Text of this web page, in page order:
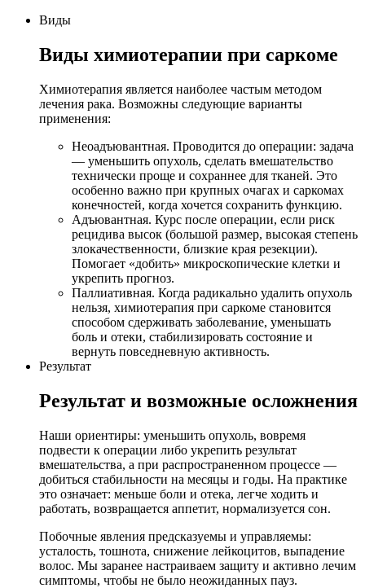
Виды
Виды химиотерапии при саркоме
Химиотерапия является наиболее частым методом
лечения рака. Возможны следующие варианты
применения:
Неоадъювантная. Проводится до операции: задача
— уменьшить опухоль, сделать вмешательство
технически проще и сохраннее для тканей. Это
особенно важно при крупных очагах и саркомах
конечностей, когда хочется сохранить функцию.
Адъювантная. Курс после операции, если риск
рецидива высок (большой размер, высокая степень
злокачественности, близкие края резекции).
Помогает «добить» микроскопические клетки и
укрепить прогноз.
Паллиативная. Когда радикально удалить опухоль
нельзя, химиотерапия при саркоме становится
способом сдерживать заболевание, уменьшать
боль и отеки, стабилизировать состояние и
вернуть повседневную активность.
Результат
Результат и возможные осложнения
Наши ориентиры: уменьшить опухоль, вовремя
подвести к операции либо укрепить результат
вмешательства, а при распространенном процессе —
добиться стабильности на месяцы и годы. На практике
это означает: меньше боли и отека, легче ходить и
работать, возвращается аппетит, нормализуется сон.
Побочные явления предсказуемы и управляемы:
усталость, тошнота, снижение лейкоцитов, выпадение
волос. Мы заранее настраиваем защиту и активно лечим
симптомы, чтобы не было неожиданных пауз.